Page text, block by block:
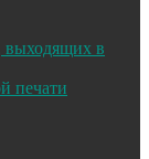
выходящих в
печати